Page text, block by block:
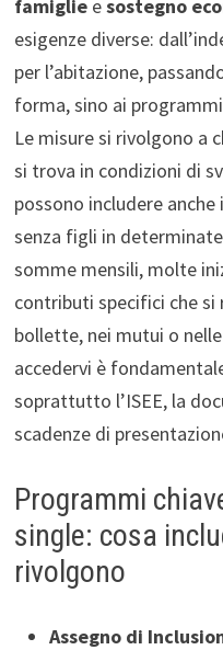
famiglieesostegno
esigenze diverse:
per l’abitazione,
forma, sino ai
Le misure si rivolgono a
si trova in condizioni di
possono includere
senza figli in
somme mensili, molte
contributi specifici che
bollette, nei mutui o
accedervi è
soprattutto l’ISEE, la
scadenze di
Programmi
single: cosa
rivolgono
Assegno di